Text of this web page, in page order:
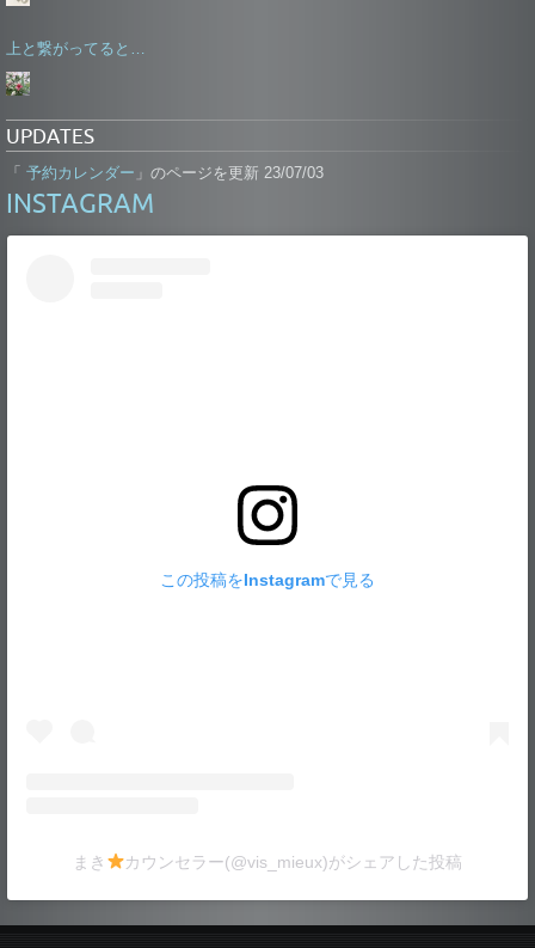
上と繋がってると…
UPDATES
「 予約カレンダー 」のページを更新 23/07/03
INSTAGRAM
この投稿をInstagramで見る
まき カウンセラー(@vis_mieux)がシェアした投稿